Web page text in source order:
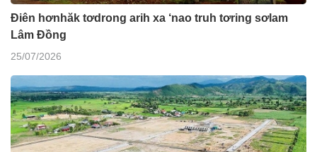
Điên hơnhăk tơdrong arih xa ‘nao truh tơring sơlam
Lâm Đồng
25/07/2026